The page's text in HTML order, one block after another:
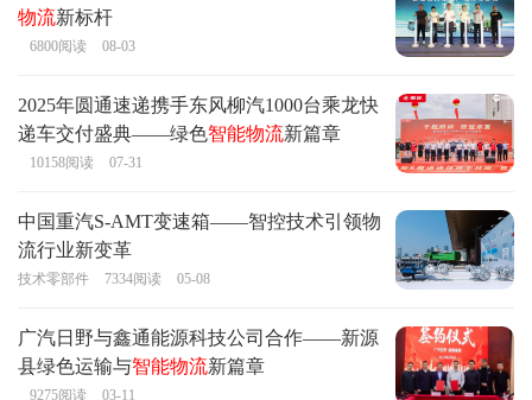
物流新标杆
6800阅读 08-03
2025年圆通速递携手东风柳汽1000台乘龙快
递车交付盛典——绿色智能物流新篇章
10158阅读 07-31
中国重汽S-AMT变速箱——智控技术引领物
流行业新变革
技术零部件 7334阅读 05-08
广汽日野与鑫通能源科技公司合作——新源
县绿色运输与智能物流新篇章
9275阅读 03-11